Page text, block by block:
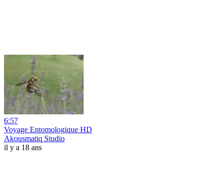
6:57
Voyage Entomologique HD
Akousmatiq Studio
il y a 18 ans